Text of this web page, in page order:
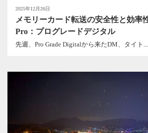
2025年12月26日
メモリーカード転送の安全性と効率
Pro：プログレードデジタル
先週、Pro Grade Digitalから来たDM、タイト...